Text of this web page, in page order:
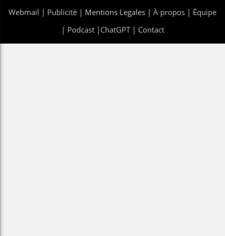
Webmail | Publicité | Mentions Legales | À propos | Équipe
| Podcast| ChatGPT| Contact